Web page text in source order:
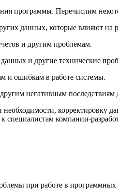
программы. Перечислим
данных, которые влияют на
и другим проблемам.
и другие технические
и ошибкам в работе системы.
негативным последствиям
корректировку
специалистам компании-
при работе в